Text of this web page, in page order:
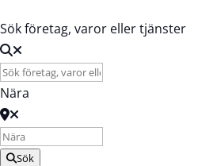
Sök företag, varor eller tjänster
Nära
Sök